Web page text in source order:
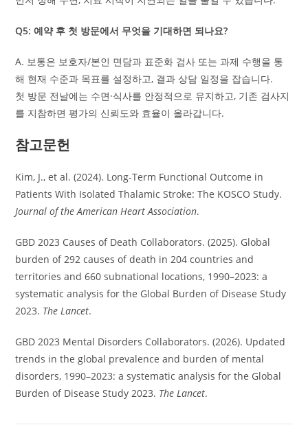
Q5: 예약 후 첫 방문에서 무엇을 기대하면 되나요?
A. 보통은 보호자/본인 면담과 표준화 검사 또는 과제 수행을 통
해 현재 수준과 목표를 설정하고, 결과 상담 일정을 잡습니다.
첫 방문 전날에는 수면·식사를 안정적으로 유지하고, 기존 검사지
를 지참하면 평가의 신뢰도와 효율이 올라갑니다.
참고문헌
Kim, J., et al. (2024). Long-Term Functional Outcome in
Patients With Isolated Thalamic Stroke: The KOSCO Study.
Journal of the American Heart Association.
GBD 2023 Causes of Death Collaborators. (2025). Global
burden of 292 causes of death in 204 countries and
territories and 660 subnational locations, 1990–2023: a
systematic analysis for the Global Burden of Disease Study
2023. The Lancet.
GBD 2023 Mental Disorders Collaborators. (2026). Updated
trends in the global prevalence and burden of mental
disorders, 1990–2023: a systematic analysis for the Global
Burden of Disease Study 2023. The Lancet.